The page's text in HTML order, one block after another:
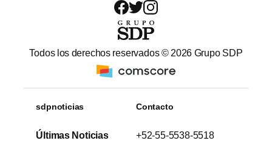
Todos los derechos reservados © 2026 Grupo SDP
sdpnoticias
Últimas Noticias
Contacto
+52-55-5538-5518